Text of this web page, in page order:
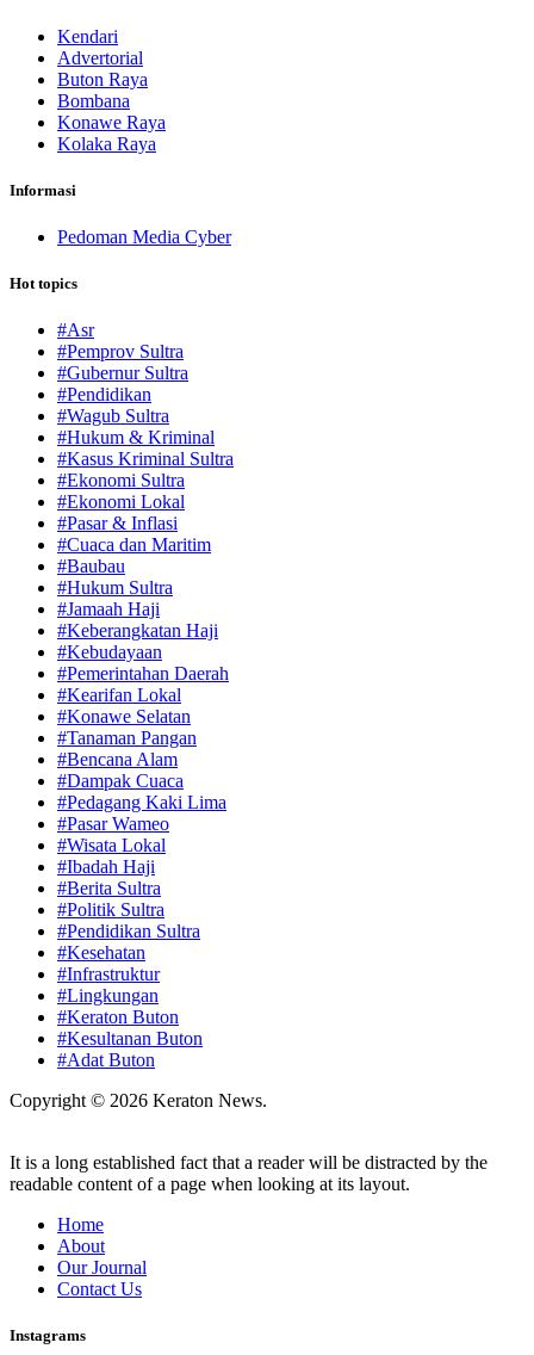
Kendari
Advertorial
Buton Raya
Bombana
Konawe Raya
Kolaka Raya
Informasi
Pedoman Media Cyber
Hot topics
#Asr
#Pemprov Sultra
#Gubernur Sultra
#Pendidikan
#Wagub Sultra
#Hukum & Kriminal
#Kasus Kriminal Sultra
#Ekonomi Sultra
#Ekonomi Lokal
#Pasar & Inflasi
#Cuaca dan Maritim
#Baubau
#Hukum Sultra
#Jamaah Haji
#Keberangkatan Haji
#Kebudayaan
#Pemerintahan Daerah
#Kearifan Lokal
#Konawe Selatan
#Tanaman Pangan
#Bencana Alam
#Dampak Cuaca
#Pedagang Kaki Lima
#Pasar Wameo
#Wisata Lokal
#Ibadah Haji
#Berita Sultra
#Politik Sultra
#Pendidikan Sultra
#Kesehatan
#Infrastruktur
#Lingkungan
#Keraton Buton
#Kesultanan Buton
#Adat Buton
Copyright © 2026 Keraton News.
It is a long established fact that a reader will be distracted by the
readable content of a page when looking at its layout.
Home
About
Our Journal
Contact Us
Instagrams